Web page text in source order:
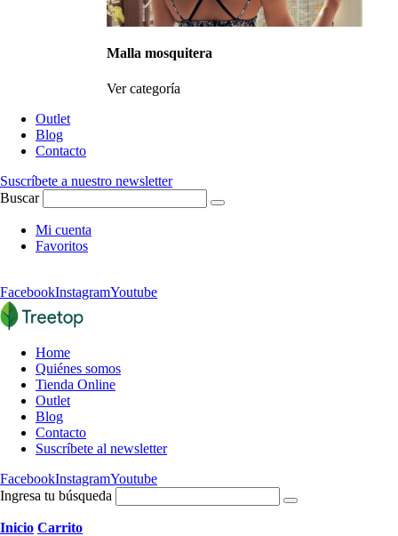
Malla mosquitera
Ver categoría
Outlet
Blog
Contacto
Suscríbete a nuestro newsletter
Buscar
Mi cuenta
Favoritos
FacebookInstagramYoutube
Home
Quiénes somos
Tienda Online
Outlet
Blog
Contacto
Suscríbete al newsletter
FacebookInstagramYoutube
Ingresa tu búsqueda
Inicio Carrito